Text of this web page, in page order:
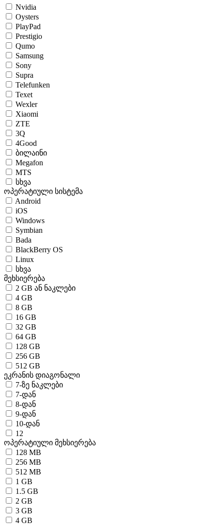
Nvidia
Oysters
PlayPad
Prestigio
Qumo
Samsung
Sony
Supra
Telefunken
Texet
Wexler
Xiaomi
ZTE
3Q
4Good
ბილაინი
Megafon
MTS
სხვა
ოპერატიული სისტემა
Android
iOS
Windows
Symbian
Bada
BlackBerry OS
Linux
სხვა
მეხსიერება
2 GB ან ნაკლები
4 GB
8 GB
16 GB
32 GB
64 GB
128 GB
256 GB
512 GB
ეკრანის დიაგონალი
7-ზე ნაკლები
7-დან
8-დან
9-დან
10-დან
12
ოპერატიული მეხსიერება
128 MB
256 MB
512 MB
1 GB
1.5 GB
2 GB
3 GB
4 GB